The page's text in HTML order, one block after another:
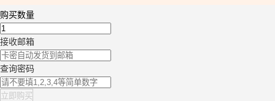
购买数量
接收邮箱
查询密码
立即购买